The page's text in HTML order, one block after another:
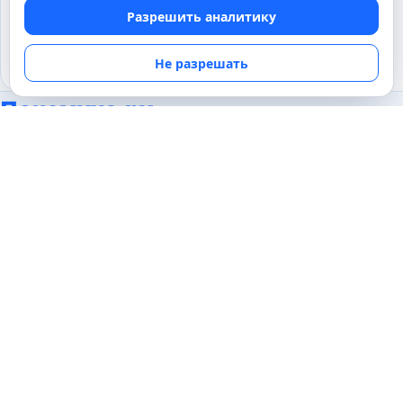
Кто изобрел печатный станок и как
он сделал книги доступными
Почемуха.ру
Разрешить аналитику
Не разрешать